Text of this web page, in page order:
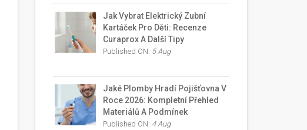
Jak Vybrat Elektrický Zubní
Kartáček Pro Děti: Recenze
Curaprox A Další Tipy
Published ON: 5 Aug
Jaké Plomby Hradí Pojišťovna V
Roce 2026: Kompletní Přehled
Materiálů A Podmínek
Published ON: 4 Aug